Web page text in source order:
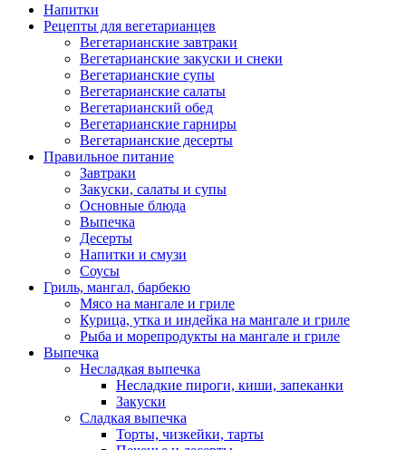
Напитки
Рецепты для вегетарианцев
Вегетарианские завтраки
Вегетарианские закуски и снеки
Вегетарианские супы
Вегетарианские салаты
Вегетарианский обед
Вегетарианские гарниры
Вегетарианские десерты
Правильное питание
Завтраки
Закуски, салаты и супы
Основные блюда
Выпечка
Десерты
Напитки и смузи
Соусы
Гриль, мангал, барбекю
Мясо на мангале и гриле
Курица, утка и индейка на мангале и гриле
Рыба и морепродукты на мангале и гриле
Выпечка
Несладкая выпечка
Несладкие пироги, киши, запеканки
Закуски
Сладкая выпечка
Торты, чизкейки, тарты